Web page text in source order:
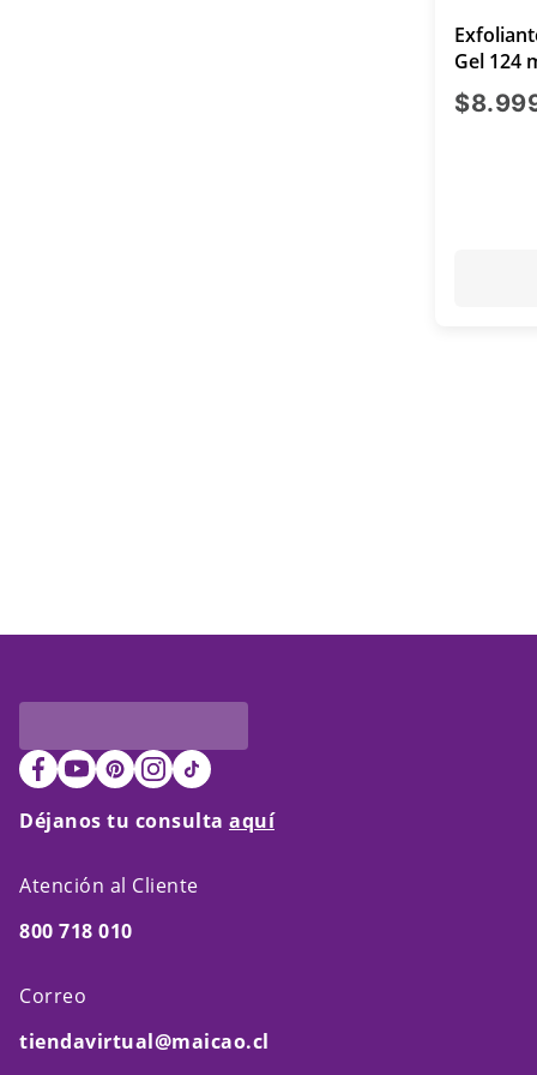
Gel 124
Déjanos tu consulta aquí
Atención al Cliente
800 718 010
Correo
tiendavirtual@maicao.cl